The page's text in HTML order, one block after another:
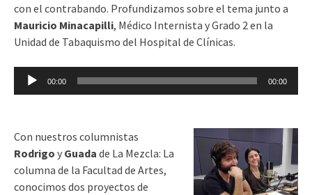
con el contrabando. Profundizamos sobre el tema junto a
Mauricio Minacapilli, Médico Internista y Grado 2 en la
Unidad de Tabaquismo del Hospital de Clínicas.
Reproductor
00:00 00:00
Con nuestros columnistas
Rodrigo y Guada de La Mezcla: La
columna de la Facultad de Artes,
conocimos dos proyectos de